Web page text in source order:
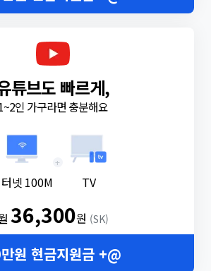
튜브도 빠르게,
인 가구라면 충분해요
넷 100M
+
TV
36,300원 (SK)
원 현금지원금 +@